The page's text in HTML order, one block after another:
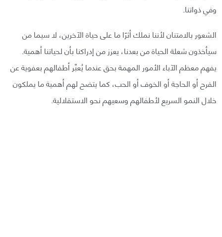
وفي ذواتنا.
الشعور بالامتنان لأننا نملك أثرًا ما على حياة الآخرين، لا سيما من
سيأخذون شعلة الحياة من بعدنا، يعزز من إدراكنا بأن لحياتنا أهمية.
يفهم معظم الآباء الأمور المهمة بحق عندما يُعبِّر أطفالهم بعفوية عن
الفرح أو الحاجة أو الخوف أو الحب، كما يتضح لهم أهمية ما يملكون
خلال النمو السريع لأطفالهم وسعيهم نحو الاستقلالية.